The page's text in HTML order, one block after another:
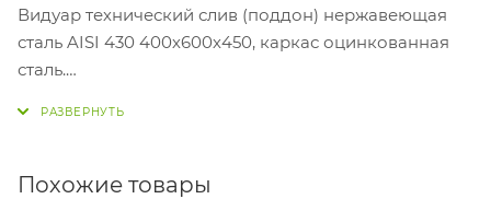
Видуар технический слив (поддон) нержавеющая
сталь AISI 430 400х600х450, каркас оцинкованная
сталь.
устанавливаться не только в санитарных комнатах
Похожие товары